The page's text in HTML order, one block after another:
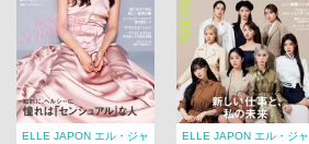
ELLE JAPON エル・ジャ
ELLE JAPON エル・ジャ